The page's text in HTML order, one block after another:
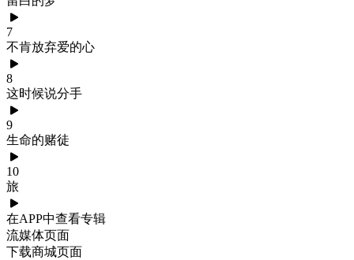
7
不肯放弃爱的心
8
这时候说分手
9
生命的赌徒
10
旅
在APP中查看专辑
流媒体页面
下载商城页面